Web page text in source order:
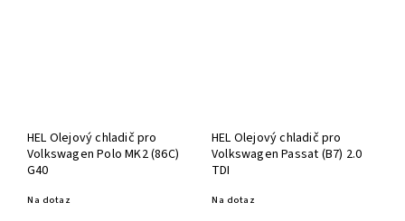
HEL Olejový chladič pro
Volkswagen Polo MK2 (86C)
G40
Na dotaz
HEL Olejový chladič pro
Volkswagen Passat (B7) 2.0
TDI
Na dotaz